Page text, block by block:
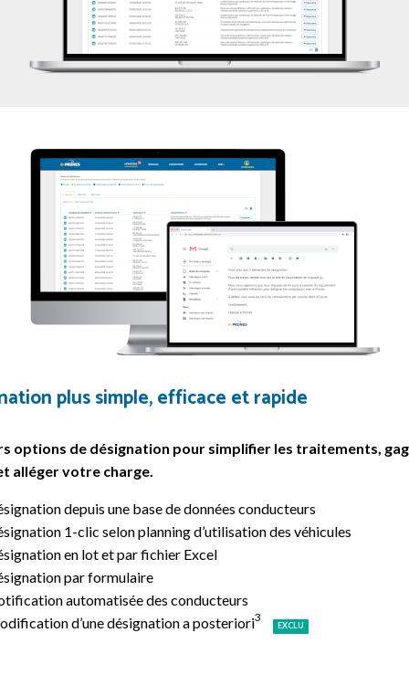
plus simple, efficace et rapide
options de désignation pour simplifier les traitements,
alléger votre charge.
depuis une base de données conducteurs
1-clic selon planning d’utilisation des véhicules
en lot et par fichier Excel
par formulaire
automatisée des conducteurs
d’une désignation a posteriori3
EXCLU